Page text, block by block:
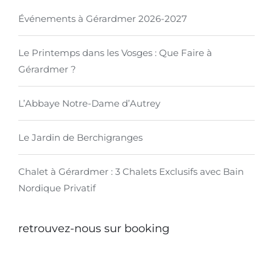
Événements à Gérardmer 2026-2027
Le Printemps dans les Vosges : Que Faire à
Gérardmer ?
L’Abbaye Notre-Dame d’Autrey
Le Jardin de Berchigranges
Chalet à Gérardmer : 3 Chalets Exclusifs avec Bain
Nordique Privatif
retrouvez-nous sur booking